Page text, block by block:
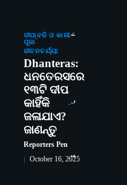
ଦୀପାବଳି ଓ କାଳୀ
ପୂଜା
ଜୀବନଚର୍ଯ୍ୟା
Dhanteras:
ଧନତେରସରେ
୧୩ଟି ଦୀପ
କାହିଁକି
ଜଳାଯାଏ?
ଜାଣନ୍ତୁ
Reporters Pen
October 16, 2025
2
3
4